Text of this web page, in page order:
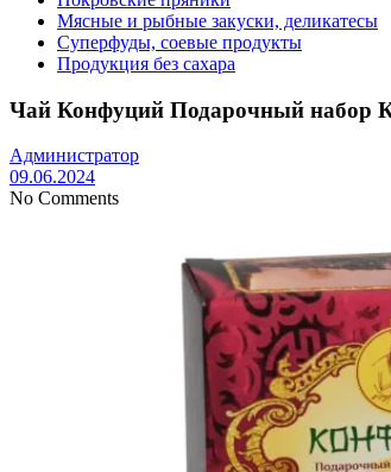
Мясные и рыбные закуски, деликатесы
Суперфуды, соевые продукты
Продукция без сахара
Чай Конфуций Подарочный набор
Администратор
09.06.2024
No Comments